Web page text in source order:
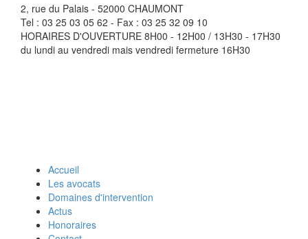
2, rue du Palais - 52000 CHAUMONT
Tel : 03 25 03 05 62 - Fax : 03 25 32 09 10
HORAIRES D'OUVERTURE 8H00 - 12H00 / 13H30 - 17H30
du lundi au vendredi mais vendredi fermeture 16H30
Accueil
Les avocats
Domaines d'intervention
Actus
Honoraires